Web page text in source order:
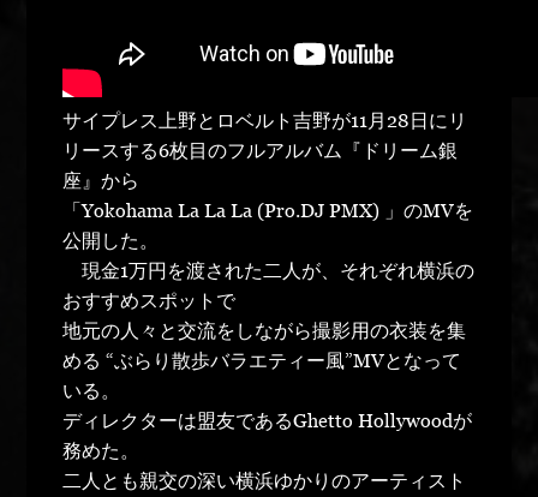
サイプレス上野とロベルト吉野が11月28日にリ
リースする6枚目のフルアルバム『ドリーム銀
座』から
「Yokohama La La La (Pro.DJ PMX) 」のMVを
公開した。
現金1万円を渡された二人が、それぞれ横浜の
おすすめスポットで
地元の人々と交流をしながら撮影用の衣装を集
める “ぶらり散歩バラエティー風”MVとなって
いる。
ディレクターは盟友であるGhetto Hollywoodが
務めた。
二人とも親交の深い横浜ゆかりのアーティスト